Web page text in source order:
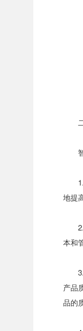
地提
本和
产品
品的